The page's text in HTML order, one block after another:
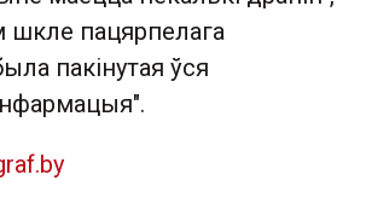
шкле пацярпелага
пакінутая ўся